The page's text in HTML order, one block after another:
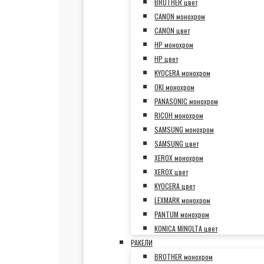
BROTHER цвет
CANON монохром
CANON цвет
HP монохром
HP цвет
KYOCERA монохром
OKI монохром
PANASONIC монохром
RICOH монохром
SAMSUNG монохром
SAMSUNG цвет
XEROX монохром
XEROX цвет
KYOCERA цвет
LEXMARK монохром
PANTUM монохром
KONICA MINOLTA цвет
РАКЕЛИ
BROTHER монохром